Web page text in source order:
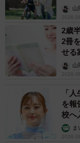
へん
山
2歳
2冊
せる
山
「
を
校へ